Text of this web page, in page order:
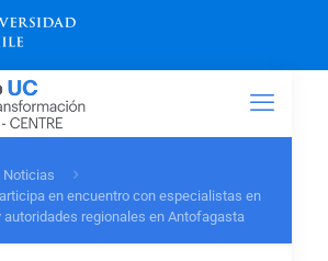
Noticias
en encuentro con especialistas en
autoridades regionales en Antofagasta